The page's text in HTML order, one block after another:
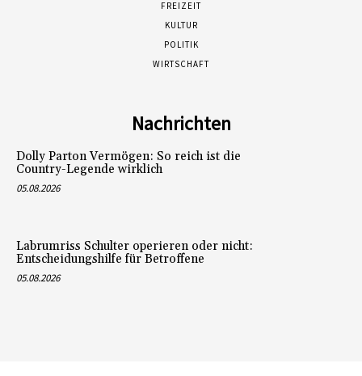
FREIZEIT
KULTUR
POLITIK
WIRTSCHAFT
Nachrichten
Dolly Parton Vermögen: So reich ist die
Country-Legende wirklich
05.08.2026
Labrumriss Schulter operieren oder nicht:
Entscheidungshilfe für Betroffene
05.08.2026